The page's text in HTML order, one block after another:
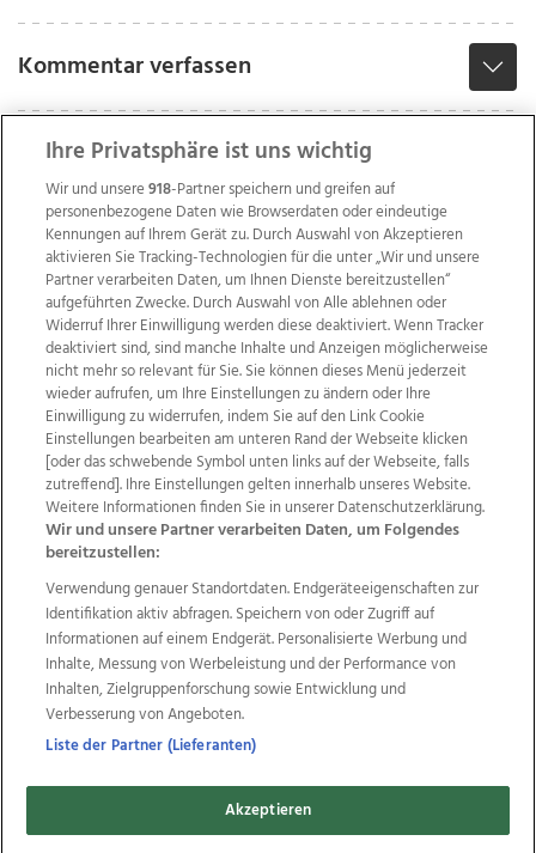
Kommentar verfassen
Wir über uns Mediadaten Kontakt
Jobs
Datenschutz
Impressum
AGB Anzeigekunden
AGB Website
Ehrenkodex Politische Werbung
Weitere Angebote des Medienhauses Wimmer
TV1 di-mog-i.at OÖNow
Ischler Woche
Life Radio
OÖNachrichten
OÖN Immobilien
OÖN Karriere
OÖN Reise
Promenaden Galerien
Regionaljobs
wasistlos.at wirtrauern.at
Copyrights © 2026 Tips Zeitungs GmbH & Co KG
Ihre Privatsphäre ist uns wichtig
Wir und unsere918-Partner speichern und greifen auf
personenbezogene Daten wie Browserdaten oder eindeutige
Kennungen auf Ihrem Gerät zu. Durch Auswahl von Akzeptieren
aktivieren Sie Tracking-Technologien für die unter „Wir und unsere
Partner verarbeiten Daten, um Ihnen Dienste bereitzustellen“
aufgeführten Zwecke. Durch Auswahl von Alle ablehnen oder
Widerruf Ihrer Einwilligung werden diese deaktiviert. Wenn Tracker
deaktiviert sind, sind manche Inhalte und Anzeigen möglicherweise
nicht mehr so relevant für Sie. Sie können dieses Menü jederzeit
wieder aufrufen, um Ihre Einstellungen zu ändern oder Ihre
Einwilligung zu widerrufen, indem Sie auf den Link Cookie
Einstellungen bearbeiten am unteren Rand der Webseite klicken
[oder das schwebende Symbol unten links auf der Webseite, falls
zutreffend]. Ihre Einstellungen gelten innerhalb unseres Website.
Weitere Informationen finden Sie in unserer Datenschutzerklärung.
Wir und unsere Partner verarbeiten Daten, um Folgendes
bereitzustellen:
Verwendung genauer Standortdaten. Endgeräteeigenschaften zur
Identifikation aktiv abfragen. Speichern von oder Zugriff auf
Informationen auf einem Endgerät. Personalisierte Werbung und
Inhalte, Messung von Werbeleistung und der Performance von
Inhalten, Zielgruppenforschung sowie Entwicklung und
Verbesserung von Angeboten.
Liste der Partner (Lieferanten)
Akzeptieren